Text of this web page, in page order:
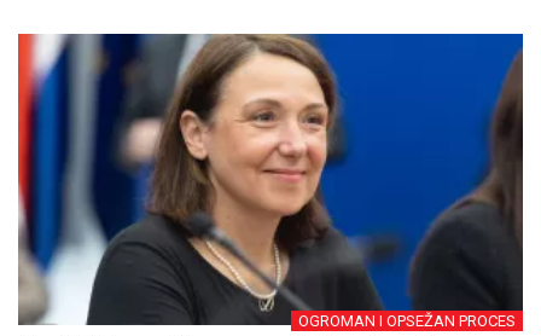
OGROMAN I OPSEŽAN PROCES